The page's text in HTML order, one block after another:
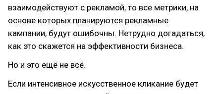
взаимодействуют с рекламой, то все метрики, на
основе которых планируются рекламные
кампании, будут ошибочны. Нетрудно догадаться,
как это скажется на эффективности бизнеса.
Но и это ещё не всё.
Если интенсивное искусственное кликание будет